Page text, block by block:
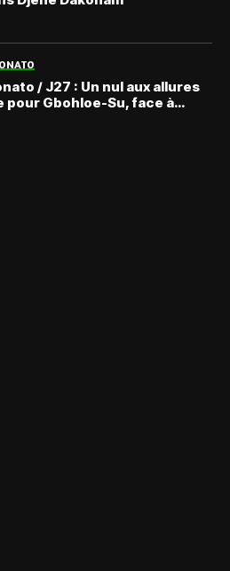
/ J27 : Un nul aux allures
pour Gbohloe-Su, face à